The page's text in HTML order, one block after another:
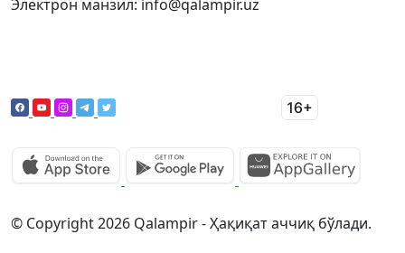
Электрон манзил: info@qalampir.uz
© Copyright 2026 Qalampir - Ҳақиқат аччиқ бўлади.